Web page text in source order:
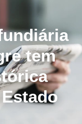
tem